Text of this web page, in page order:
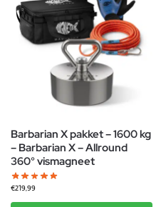
Barbarian X pakket – 1600 kg
– Barbarian X – Allround
360° vismagneet
€219,99